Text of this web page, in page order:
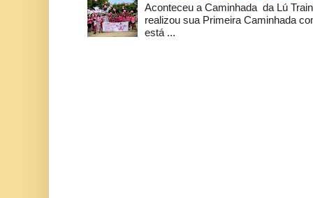
Aconteceu a Caminhada da Lú
realizou sua Primeira Caminhada
está ...